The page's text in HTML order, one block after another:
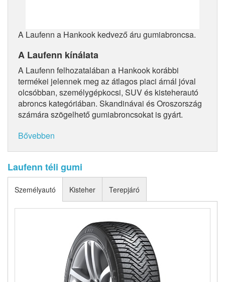
A Laufenn a Hankook kedvező áru gumiabroncsa.
A Laufenn kínálata
A Laufenn felhozatalában a Hankook korábbi
termékei jelennek meg az átlagos piaci árnál jóval
olcsóbban, személygépkocsi, SUV és kisteherautó
abroncs kategóriában. Skandinávai és Oroszország
számára szögelhető gumiabroncsokat is gyárt.
Bővebben
Laufenn téli gumi
Személyautó Kisteher Terepjáró